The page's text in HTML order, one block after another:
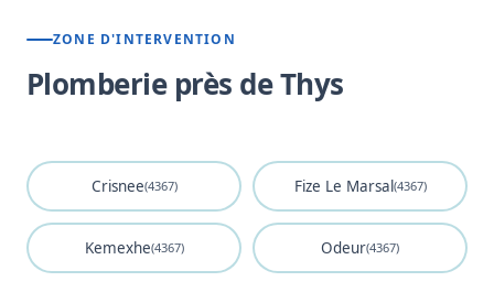
ZONE D'INTERVENTION
Plomberie près de Thys
Crisnee(4367) Fize Le Marsal(4367)
Kemexhe(4367) Odeur(4367)